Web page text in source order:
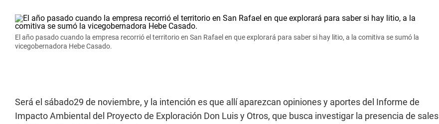
El año pasado cuando la empresa recorrió el territorio en San Rafael en que explorará para saber si hay litio, a la comitiva se sumó la
vicegobernadora Hebe Casado.
Será el sábado29 de noviembre, y la intención es que allí aparezcan opiniones y aportes del Informe de
Impacto Ambiental del Proyecto de Exploración Don Luis y Otros, que busca investigar la presencia de sales